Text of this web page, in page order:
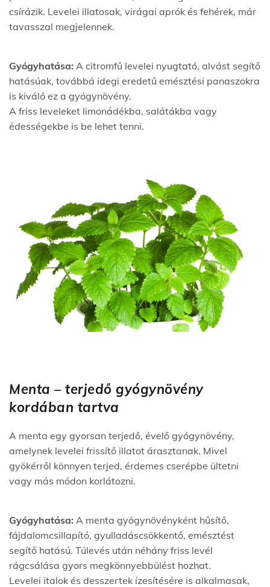
csírázik. Levelei illatosak, virágai aprók és fehérek, már
tavasszal megjelennek.
Gyógyhatása: A citromfű levelei nyugtató, alvást segítő
hatásúak, továbbá idegi eredetű emésztési panaszokra
is kiváló ez a gyógynövény.
A friss leveleket limonádékba, salátákba vagy
édességekbe is be lehet tenni.
Menta – terjedő gyógynövény
kordában tartva
A menta egy gyorsan terjedő, évelő gyógynövény,
amelynek levelei frissítő illatot árasztanak. Mivel
gyökérről könnyen terjed, érdemes cserépbe ültetni
vagy más módon korlátozni.
Gyógyhatása: A menta gyógynövényként hűsítő,
fájdalomcsillapító, gyulladáscsökkentő, emésztést
segítő hatású. Túlevés után néhány friss levél
rágcsálása gyors megkönnyebbülést hozhat.
Levelei italok és desszertek ízesítésére is alkalmasak,